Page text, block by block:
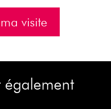
visite